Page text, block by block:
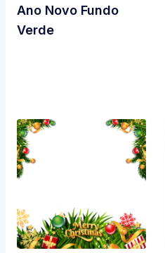
Ano Novo Fundo
Verde